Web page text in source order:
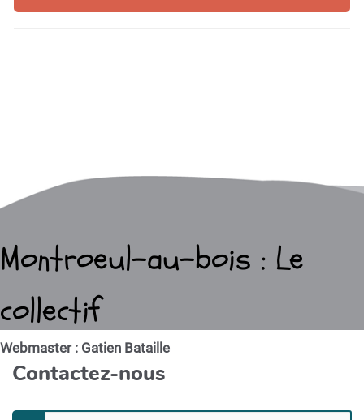
Montroeul-au-bois : Le
collectif
Webmaster : Gatien Bataille
Contactez-nous